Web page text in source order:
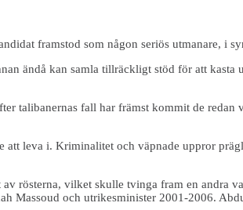
framstod som någon seriös utmanare, i
ändå kan samla tillräckligt stöd för att kasta
talibanernas fall har främst kommit de
leva i. Kriminalitet och väpnade uppror
rösterna, vilket skulle tvinga fram en andra
Massoud och utrikesminister 2001-2006.